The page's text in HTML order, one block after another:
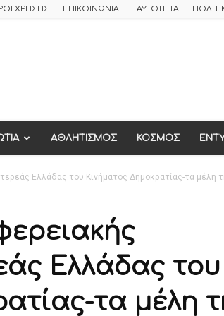
ΧΡΗΣΗΣ ΕΠΙΚΟΙΝΩΝΙΑ ΤΑΥΤΟΤΗΤΑ
ΑΘΛΗΤΙΣΜΟΣ ΚΟΣΜΟΣ
Ελλάδας του Κινήματος Δημοκρατίας-τα μέλη
Ελλάδας του
τα μέλη